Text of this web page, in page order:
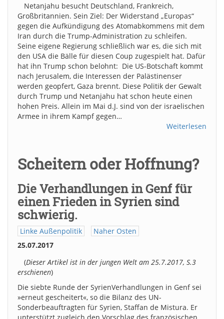
Netanjahu besucht Deutschland, Frankreich,
Großbritannien. Sein Ziel: Der Widerstand „Europas“
gegen die Aufkündigung des Atomabkommens mit dem
Iran durch die Trump-Administration zu schleifen.
Seine eigene Regierung schließlich war es, die sich mit
den USA die Bälle für diesen Coup zugespielt hat. Dafür
hat ihn Trump schon belohnt: Die US-Botschaft kommt
nach Jerusalem, die Interessen der Palästinenser
werden geopfert, Gaza brennt. Diese Politik der Gewalt
durch Trump und Netanjahu hat schon heute einen
hohen Preis. Allein im Mai d.J. sind von der israelischen
Armee in ihrem Kampf gegen…
Weiterlesen
Scheitern oder Hoffnung?
Die Verhandlungen in Genf für
einen Frieden in Syrien sind
schwierig.
Linke Außenpolitik
Naher Osten
25.07.2017
(Dieser Artikel ist in der jungen Welt am 25.7.2017, S.3
erschienen)
Die siebte Runde der SyrienVerhandlungen in Genf sei
»erneut gescheitert«, so die Bilanz des UN-
Sonderbeauftragten für Syrien, Staffan de Mistura. Er